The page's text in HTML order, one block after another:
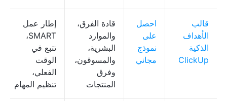
قالب
الأهداف
الذكية
ClickUp
احصل
على
نموذج
مجاني
قادة الفرق،
والموارد
البشرية،
والمسوقون،
وفرق
المنتجات
إطار عمل
SMART،
تتبع في
الوقت
الفعلي،
تنظيم المهام